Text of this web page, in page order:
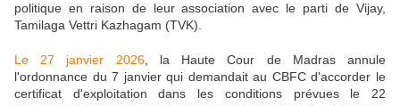
politique en raison de leur association avec le parti de Vijay,
Tamilaga Vettri Kazhagam (TVK).
Le 27 janvier 2026, la Haute Cour de Madras annule
l'ordonnance du 7 janvier qui demandait au CBFC d'accorder le
certificat d'exploitation dans les conditions prévues le 22